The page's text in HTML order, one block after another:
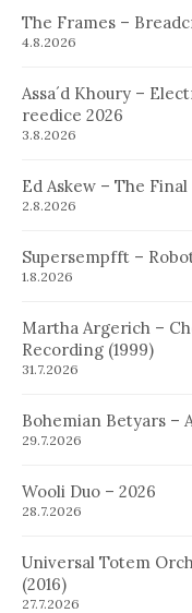
The Frames –
4.8.2026
Assa´d Khoury –
reedice 2026
3.8.2026
Ed Askew – The
2.8.2026
Supersempfft –
1.8.2026
Martha Argerich –
Recording (1999)
31.7.2026
Bohemian Betyars –
29.7.2026
Wooli Duo – 2026
28.7.2026
Universal Totem
(2016)
27.7.2026